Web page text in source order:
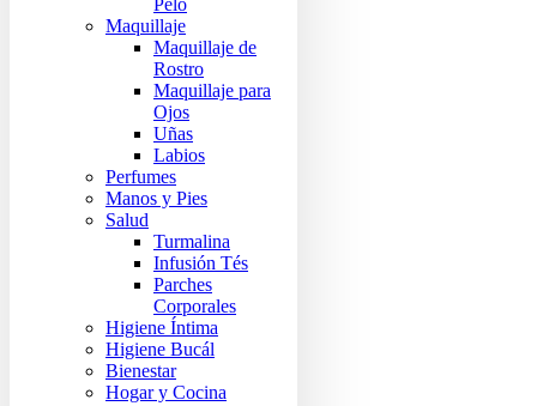
Pelo
Maquillaje
Maquillaje de
Rostro
Maquillaje para
Ojos
Uñas
Labios
Perfumes
Manos y Pies
Salud
Turmalina
Infusión Tés
Parches
Corporales
Higiene Íntima
Higiene Bucál
Bienestar
Hogar y Cocina